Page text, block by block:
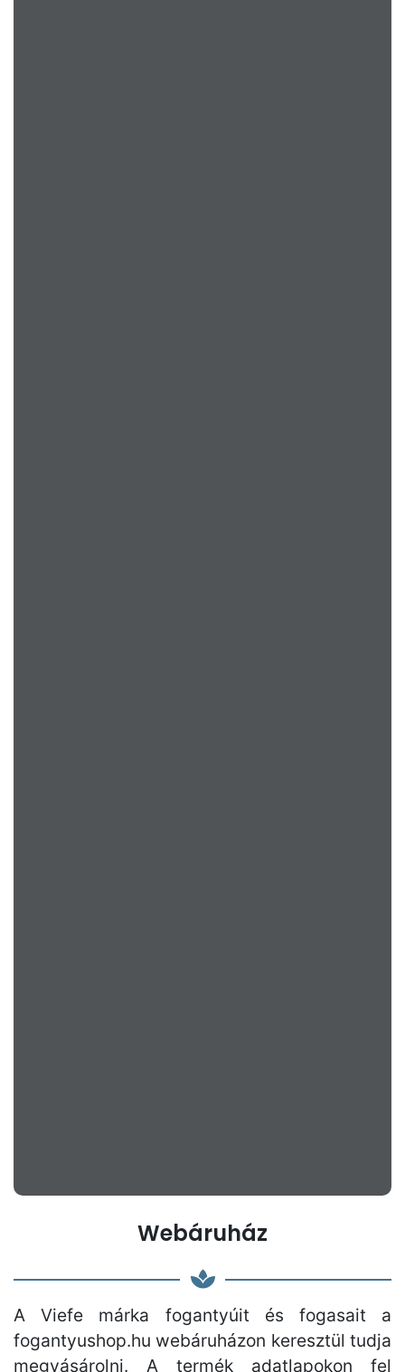
Webáruház
A Viefe márka fogantyúit és fogasait a
fogantyushop.hu webáruházon keresztül tudja
megvásárolni. A termék adatlapokon fel